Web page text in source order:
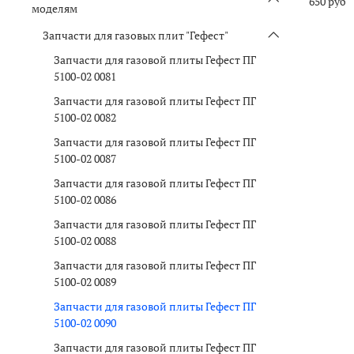
моделям
Запчасти для газовых плит "Гефест"
Запчасти для газовой плиты Гефест ПГ
5100-02 0081
Запчасти для газовой плиты Гефест ПГ
5100-02 0082
Запчасти для газовой плиты Гефест ПГ
5100-02 0087
Запчасти для газовой плиты Гефест ПГ
5100-02 0086
Запчасти для газовой плиты Гефест ПГ
5100-02 0088
Запчасти для газовой плиты Гефест ПГ
5100-02 0089
Запчасти для газовой плиты Гефест ПГ
5100-02 0090
Запчасти для газовой плиты Гефест ПГ